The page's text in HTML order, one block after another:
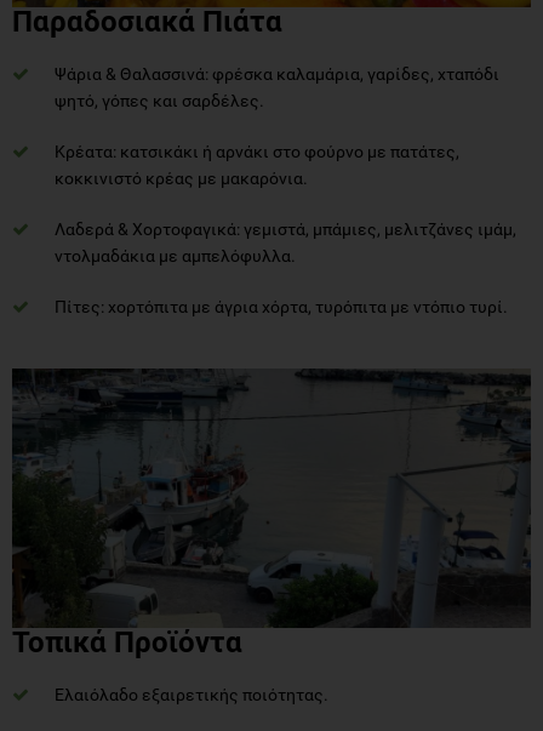
Παραδοσιακά Πιάτα
Ψάρια & Θαλασσινά: φρέσκα καλαμάρια, γαρίδες, χταπόδι
ψητό, γόπες και σαρδέλες.
Κρέατα: κατσικάκι ή αρνάκι στο φούρνο με πατάτες,
κοκκινιστό κρέας με μακαρόνια.
Λαδερά & Χορτοφαγικά: γεμιστά, μπάμιες, μελιτζάνες ιμάμ,
ντολμαδάκια με αμπελόφυλλα.
Πίτες: χορτόπιτα με άγρια χόρτα, τυρόπιτα με ντόπιο τυρί.
Τοπικά Προϊόντα
Ελαιόλαδο εξαιρετικής ποιότητας.